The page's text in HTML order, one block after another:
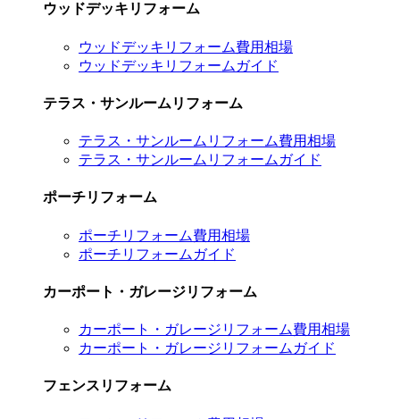
ウッドデッキリフォーム
ウッドデッキリフォーム費用相場
ウッドデッキリフォームガイド
テラス・サンルームリフォーム
テラス・サンルームリフォーム費用相場
テラス・サンルームリフォームガイド
ポーチリフォーム
ポーチリフォーム費用相場
ポーチリフォームガイド
カーポート・ガレージリフォーム
カーポート・ガレージリフォーム費用相場
カーポート・ガレージリフォームガイド
フェンスリフォーム